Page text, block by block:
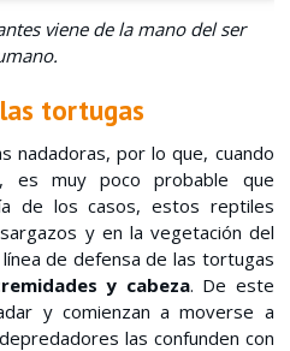
viene de la mano del ser
tortugas
nadadoras, por lo que, cuando
es muy poco probable que
de los casos, estos reptiles
y en la vegetación del
de defensa de las tortugas
y cabeza. De este
y comienzan a moverse a
las confunden con